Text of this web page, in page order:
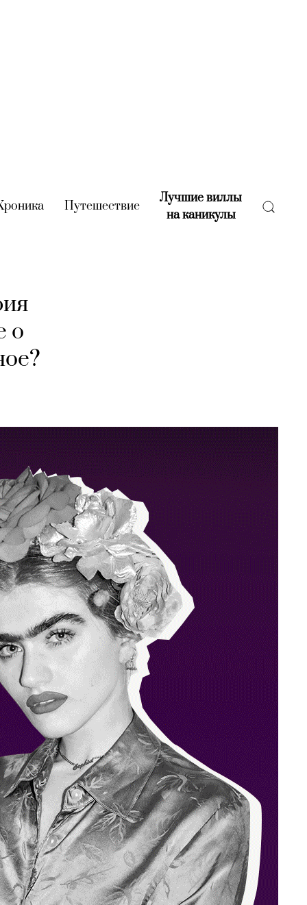
(current)
Путешествие(current)
Лучшие виллы
на каникулы(current)
о